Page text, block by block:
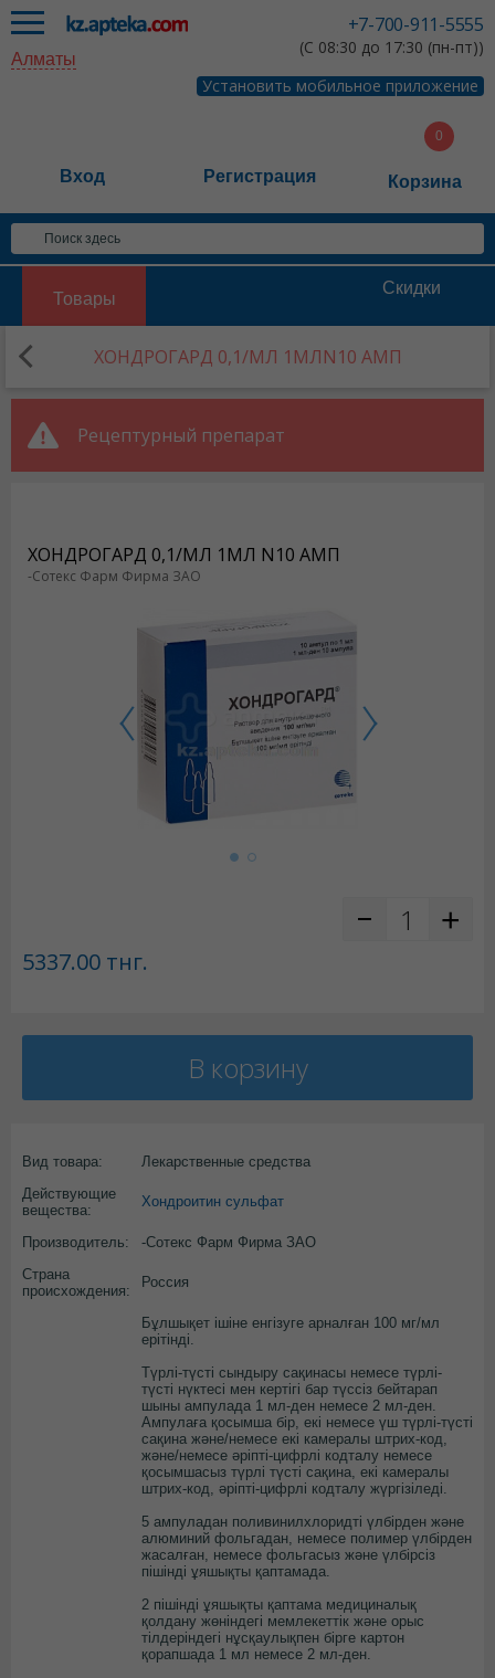
+7-700-911-5555
(С 08:30 до 17:30 (пн-пт))
Установить мобильное приложение
Алматы
Вход Регистрация Корзина
Товары
Скидки
ХОНДРОГАРД 0,1/МЛ 1МЛN10 АМП
Рецептурный препарат
ХОНДРОГАРД 0,1/МЛ 1МЛ N10 АМП
-Сотекс Фарм Фирма ЗАО
5337.00 тнг.
В корзину
Вид товара:
Лекарственные средства
Действующие
вещества:
Хондроитин сульфат
Производитель:
-Сотекс Фарм Фирма ЗАО
Страна
происхождения:
Россия
Бұлшықет ішіне енгізуге арналған 100 мг/мл
ерітінді.
Түрлі-түсті сындыру сақинасы немесе түрлі-
түсті нүктесі мен кертігі бар түссіз бейтарап
шыны ампулада 1 мл-ден немесе 2 мл-ден.
Ампулаға қосымша бір, екі немесе үш түрлі-түсті
сақина және/немесе екі камералы штрих-код,
және/немесе әріпті-цифрлі кодталу немесе
қосымшасыз түрлі түсті сақина, екі камералы
штрих-код, әріпті-цифрлі кодталу жүргізіледі.
5 ампуладан поливинилхлоридті үлбірден және
алюминий фольгадан, немесе полимер үлбірден
жасалған, немесе фольгасыз және үлбірсіз
пішінді ұяшықты қаптамада.
2 пішінді ұяшықты қаптама медициналық
қолдану жөніндегі мемлекеттік және орыс
тілдеріндегі нұсқаулықпен бірге картон
қорапшада 1 мл немесе 2 мл-ден.